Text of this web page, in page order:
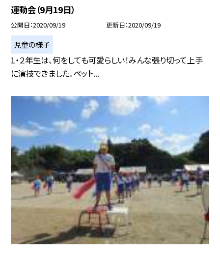
運動会（9月19日）
公開日 2020/09/19 更新日 2020/09/19
児童の様子
1・２年生は、何をしても可愛らしい！みんな張り切って上手
に演技できました。ペット...